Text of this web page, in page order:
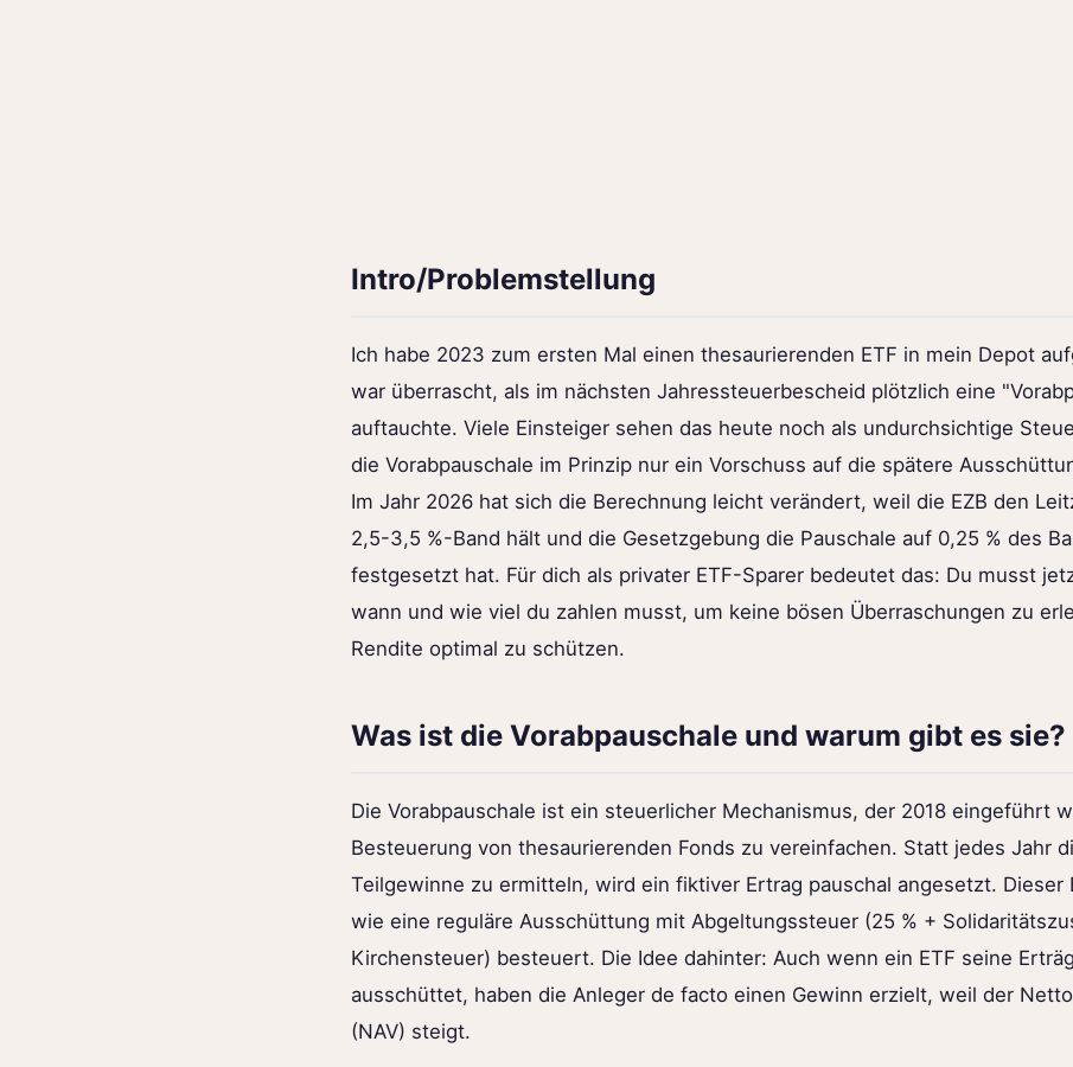
Intro/Problemstellung
Ich habe 2023 zum ersten Mal einen thesaurierenden ETF in mein Depot
war überrascht, als im nächsten Jahressteuerbescheid plötzlich eine
auftauchte. Viele Einsteiger sehen das heute noch als undurchsichtige
die Vorabpauschale im Prinzip nur ein Vorschuss auf die spätere
Im Jahr 2026 hat sich die Berechnung leicht verändert, weil die EZB den
2,5-3,5 %-Band hält und die Gesetzgebung die Pauschale auf 0,25 % des
festgesetzt hat. Für dich als privater ETF-Sparer bedeutet das: Du musst
wann und wie viel du zahlen musst, um keine bösen Überraschungen zu
Rendite optimal zu schützen.
Was ist die Vorabpauschale und warum gibt es sie?
Die Vorabpauschale ist ein steuerlicher Mechanismus, der 2018 eingeführt
Besteuerung von thesaurierenden Fonds zu vereinfachen. Statt jedes Jahr
Teilgewinne zu ermitteln, wird ein fiktiver Ertrag pauschal angesetzt. Dieser
wie eine reguläre Ausschüttung mit Abgeltungssteuer (25 % +
Kirchensteuer) besteuert. Die Idee dahinter: Auch wenn ein ETF seine
ausschüttet, haben die Anleger de facto einen Gewinn erzielt, weil der
(NAV) steigt.